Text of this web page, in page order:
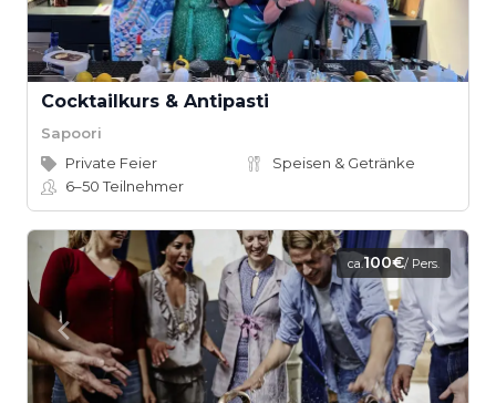
Cocktailkurs & Antipasti
Sapoori
Private Feier
Speisen & Getränke
6–50Teilnehmer
ca.100€/ Pers.